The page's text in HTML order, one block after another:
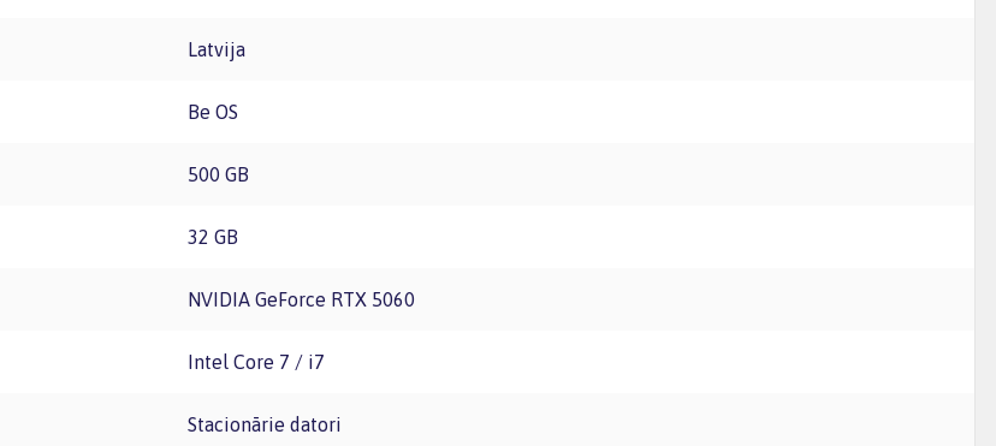
Latvija
Be OS
500 GB
32 GB
NVIDIA GeForce RTX 5060
Intel Core 7 / i7
Stacionārie datori